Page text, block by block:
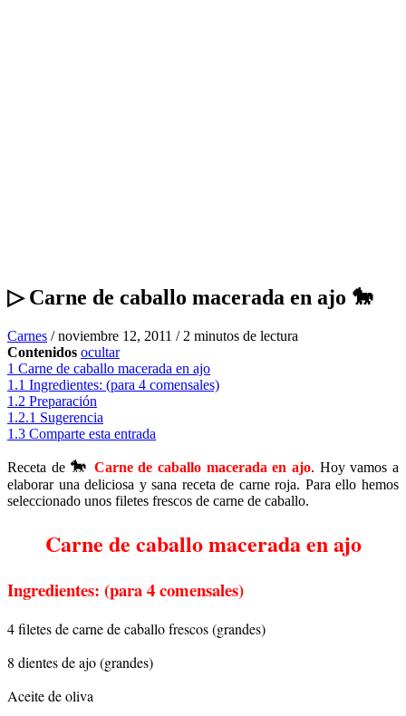
▷ Carne de caballo macerada en ajo 🐎
Carnes /noviembre 12, 2011 / 2 minutos de lectura
Contenidos ocultar
1 Carne de caballo macerada en ajo
1.1 Ingredientes: (para 4 comensales)
1.2 Preparación
1.2.1 Sugerencia
1.3 Comparte esta entrada
Receta de 🐎 Carne de caballo macerada en ajo. Hoy vamos a
elaborar una deliciosa y sana receta de carne roja. Para ello hemos
seleccionado unos filetes frescos de carne de caballo.
Carne de caballo macerada en ajo
Ingredientes: (para 4 comensales)
4 filetes de carne de caballo frescos (grandes)
8 dientes de ajo (grandes)
Aceite de oliva